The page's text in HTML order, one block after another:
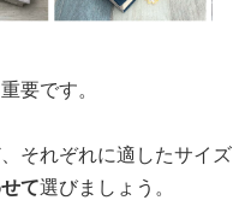
要です。
それぞれに適したサイズ
て選びましょう。